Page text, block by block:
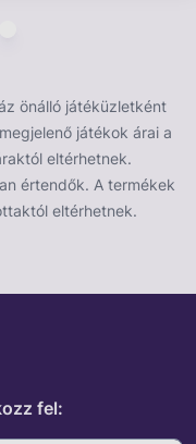
önálló játéküzletként
játékok árai a
eltérhetnek.
értendők. A termékek
eltérhetnek.
fel: